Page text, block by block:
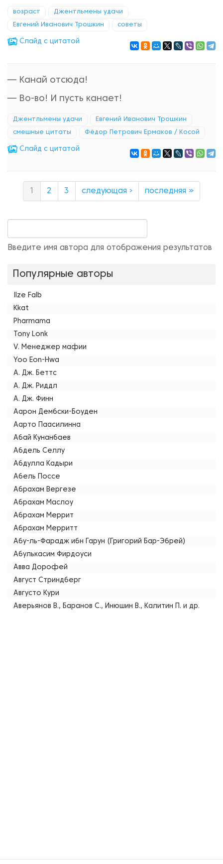
возраст Джентльмены удачи
Евгений Иванович Трошкин советы
Cлайд с цитатой
— Канай отсюда!
— Во-во! И пусть канает!
Джентльмены удачи Евгений Иванович Трошкин
смешные цитаты Фёдор Петрович Ермаков / Косой
Cлайд с цитатой
2 3 следующая › последняя »
Введите имя автора для отображения результатов
Популярные авторы
Ilze Falb
Kkat
Pharmama
Tony Lonk
V. Менеджер мафии
Yoo Eon-Hwa
А. Дж. Беттс
А. Дж. Риддл
А. Дж. Финн
Аарон Дембски-Боуден
Аарто Паасилинна
Абай Кунанбаев
Абдель Селлу
Абдулла Кадыри
Абель Поссе
Абрахам Вергезе
Абрахам Маслоу
Абрахам Меррит
Абрахам Мерритт
Абу-ль-Фарадж ибн Гарун (Григорий Бар-Эбрей)
Абулькасим Фирдоуси
Авва Дорофей
Август Стриндберг
Августо Кури
Аверьянов В., Баранов С., Инюшин В., Калитин П. и др.